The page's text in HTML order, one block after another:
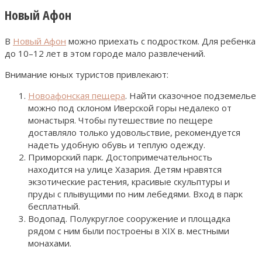
Новый Афон
В Новый Афон можно приехать с подростком. Для ребенка
до 10–12 лет в этом городе мало развлечений.
Внимание юных туристов привлекают:
Новоафонская пещера. Найти сказочное подземелье
можно под склоном Иверской горы недалеко от
монастыря. Чтобы путешествие по пещере
доставляло только удовольствие, рекомендуется
надеть удобную обувь и теплую одежду.
Приморский парк. Достопримечательность
находится на улице Хазария. Детям нравятся
экзотические растения, красивые скульптуры и
пруды с плывущими по ним лебедями. Вход в парк
бесплатный.
Водопад. Полукруглое сооружение и площадка
рядом с ним были построены в XIX в. местными
монахами.